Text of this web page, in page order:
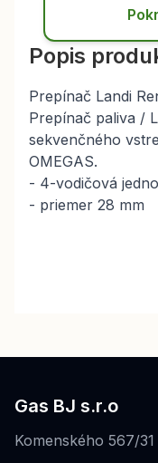
Popis
Prepínač Landi
Prepínač paliva /
sekvenčného
OMEGAS.
- 4-vodičová
- priemer 28 mm
Gas BJ s.r.o
Komenského 567/31